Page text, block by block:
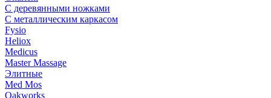
С деревянными ножками
С металлическим каркасом
Fysio
Heliox
Medicus
Master Massage
Элитные
Med Mos
Oakworks